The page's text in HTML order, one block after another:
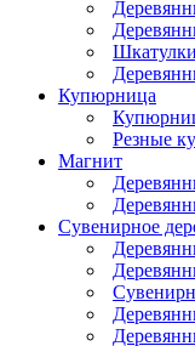
Купюрница
Резные
Магнит
Сувенирное